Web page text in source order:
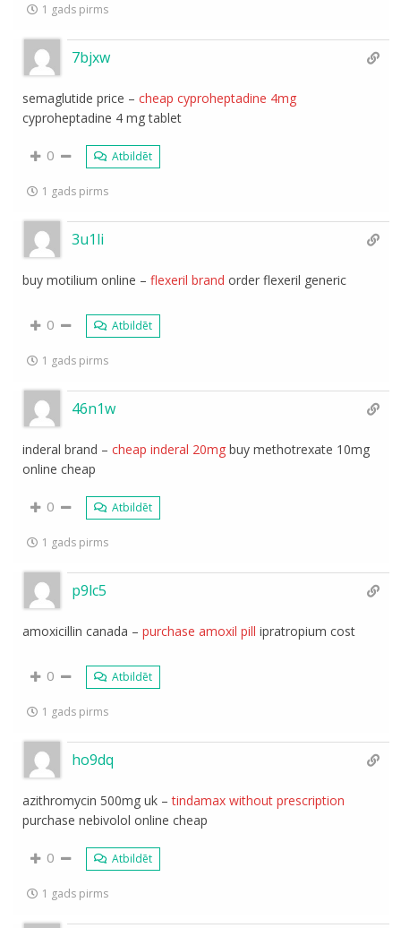
1 gads pirms
7bjxw
semaglutide price –cheap cyproheptadine 4mg
cyproheptadine 4 mg tablet
0 Atbildēt
1 gads pirms
3u1li
buy motilium online –flexeril brand order flexeril generic
0 Atbildēt
1 gads pirms
46n1w
inderal brand –cheap inderal 20mg buy methotrexate 10mg
online cheap
0 Atbildēt
1 gads pirms
p9lc5
amoxicillin canada –purchase amoxil pill ipratropium cost
0 Atbildēt
1 gads pirms
ho9dq
azithromycin 500mg uk –tindamax without prescription
purchase nebivolol online cheap
0 Atbildēt
1 gads pirms